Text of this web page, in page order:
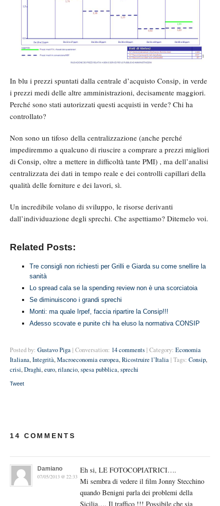
In blu i prezzi spuntati dalla centrale d’acquisto Consip, in verde
i prezzi medi delle altre amministrazioni, decisamente maggiori.
Perché sono stati autorizzati questi acquisti in verde? Chi ha
controllato?
Non sono un tifoso della centralizzazione (anche perché
impediremmo a qualcuno di riuscire a comprare a prezzi migliori
di Consip, oltre a mettere in difficoltà tante PMI) , ma dell’analisi
centralizzata dei dati in tempo reale e dei controlli capillari della
qualità delle forniture e dei lavori, sì.
Un incredibile volano di sviluppo, le risorse derivanti
dall’individuazione degli sprechi. Che aspettiamo? Ditemelo voi.
Related Posts:
Tre consigli non richiesti per Grilli e Giarda su come snellire la
sanità
Lo spread cala se la spending review non è una scorciatoia
Se diminuiscono i grandi sprechi
Monti: ma quale Irpef, faccia ripartire la Consip!!!
Adesso scovate e punite chi ha eluso la normativa CONSIP
Posted by: Gustavo Piga | Conversation: 14 comments | Category: Economia
Italiana,Integrità,Macroeconomia europea,Ricostruire l’Italia | Tags: Consip,
crisi,Draghi,euro,rilancio,spesa pubblica,sprechi
Tweet
14 COMMENTS
Damiano
07/05/2013 @ 22:33
Eh si, LE FOTOCOPIATRICI….
Mi sembra di vedere il film Jonny Stecchino
quando Benigni parla dei problemi della
Sicilia…. Il traffico !!! Possibile che sia